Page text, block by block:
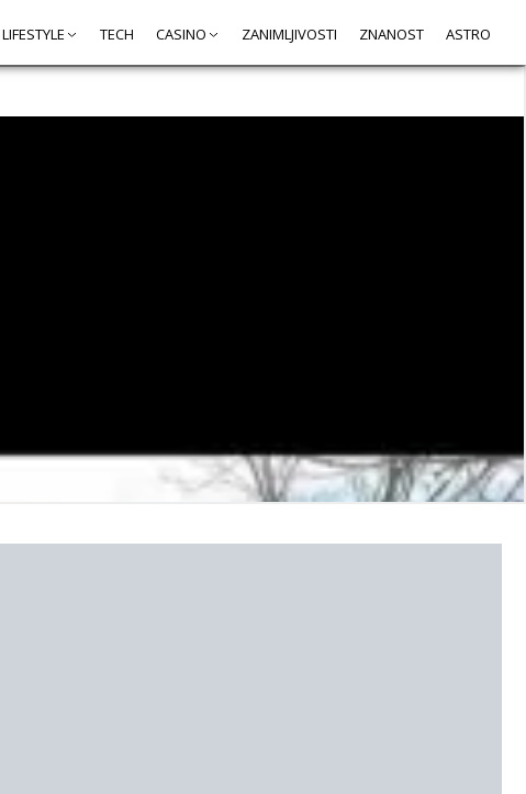
LIFESTYLE TECH CASINO ZANIMLJIVOSTI ZNANOST ASTRO